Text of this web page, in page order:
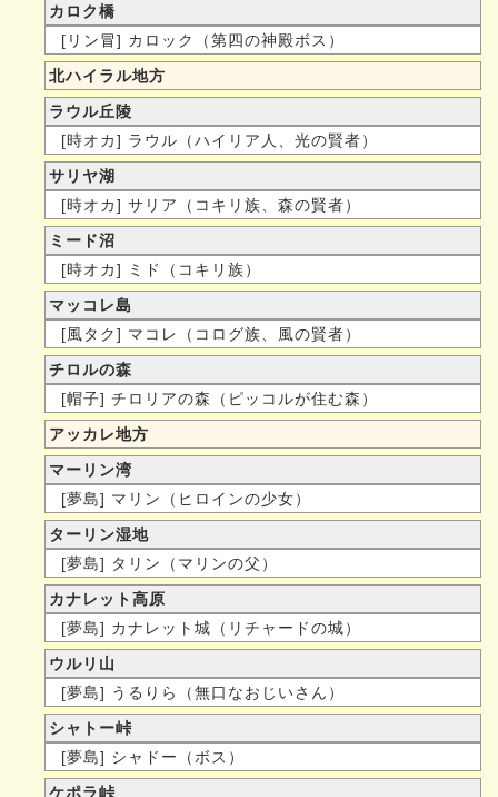
カロク橋
[リン冒] カロック（第四の神殿ボス）
北ハイラル地方
ラウル丘陵
[時オカ] ラウル（ハイリア人、光の賢者）
サリヤ湖
[時オカ] サリア（コキリ族、森の賢者）
ミード沼
[時オカ] ミド（コキリ族）
マッコレ島
[風タク] マコレ（コログ族、風の賢者）
チロルの森
[帽子] チロリアの森（ピッコルが住む森）
アッカレ地方
マーリン湾
[夢島] マリン（ヒロインの少女）
ターリン湿地
[夢島] タリン（マリンの父）
カナレット高原
[夢島] カナレット城（リチャードの城）
ウルリ山
[夢島] うるりら（無口なおじいさん）
シャトー峠
[夢島] シャドー（ボス）
ケポラ峠